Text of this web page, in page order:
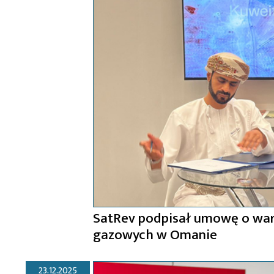
SatRev podpisał umowę o
gazowych w Omanie
23.12.2025